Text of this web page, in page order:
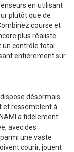
en utilisant
plutôt que de
course et
plus réaliste
un contrôle total
entièrement sur
désormais
et ressemblent à
a fidèlement
avec des
une vaste
courir, jouent